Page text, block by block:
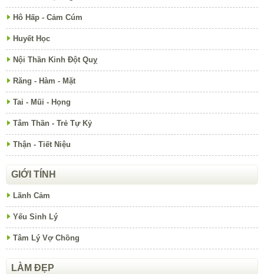
Hô Hấp - Cảm Cúm
Huyết Học
Nội Thần Kinh Đột Quỵ
Răng - Hàm - Mặt
Tai - Mũi - Họng
Tâm Thần - Trẻ Tự Kỷ
Thận - Tiết Niệu
GIỚI TÍNH
Lãnh Cảm
Yếu Sinh Lý
Tâm Lý Vợ Chồng
LÀM ĐẸP